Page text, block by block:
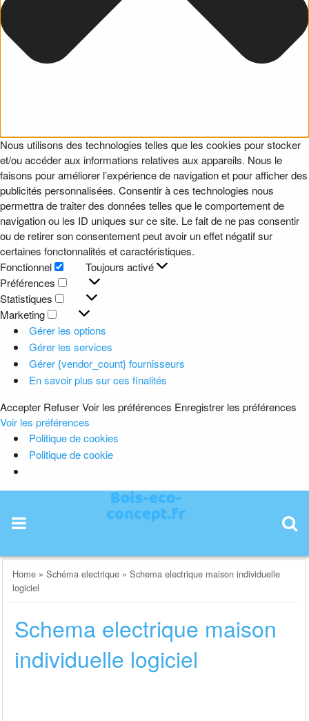
Nous utilisons des technologies telles que les cookies pour stocker
et/ou accéder aux informations relatives aux appareils. Nous le
faisons pour améliorer l’expérience de navigation et pour afficher des
publicités personnalisées. Consentir à ces technologies nous
permettra de traiter des données telles que le comportement de
navigation ou les ID uniques sur ce site. Le fait de ne pas consentir
ou de retirer son consentement peut avoir un effet négatif sur
certaines fonctonnalités et caractéristiques.
Fonctionnel
Fonctionnel
Toujours activé
Préférences
Préférences
Statistiques
Statistiques
Marketing
Marketing
Gérer les options
Gérer les services
Gérer {vendor_count} fournisseurs
En savoir plus sur ces finalités
Accepter RefuserVoir les préférences Enregistrer les préférences
Voir les préférences
Politique de cookies
Politique de cookie
content
Home »Schéma electrique »Schema electrique maison individuelle
logiciel
Schema electrique maison
individuelle logiciel